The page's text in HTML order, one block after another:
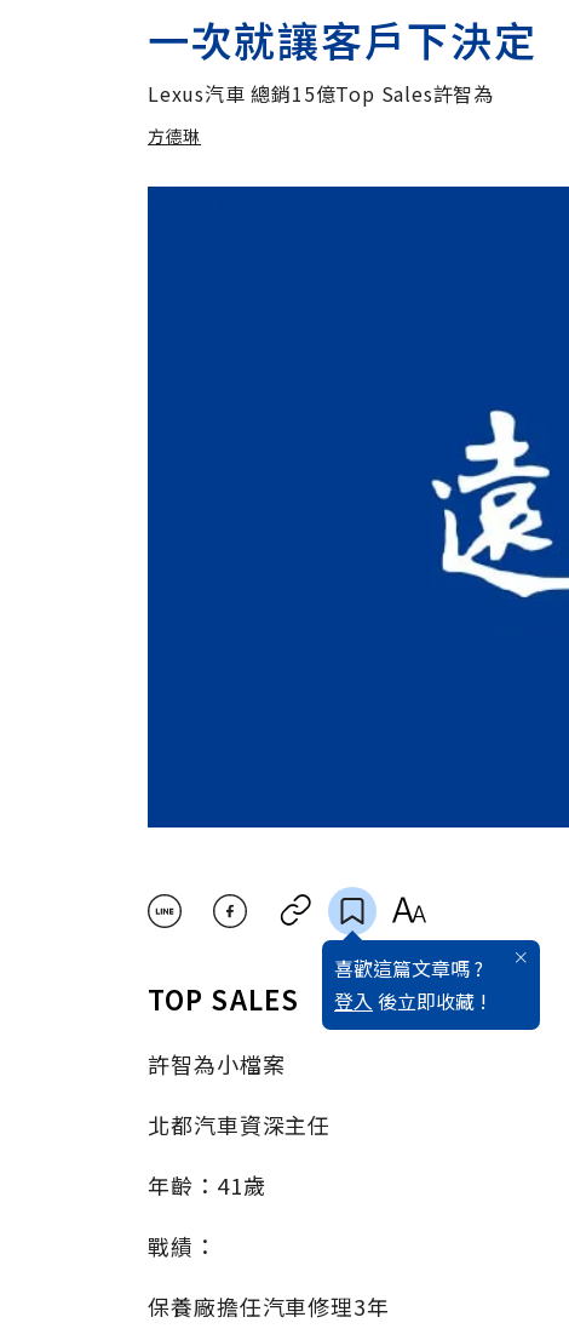
一次就讓客戶下決定
Lexus汽車 總銷15億Top Sales許智為
方德琳
喜歡這篇文章嗎 ?
登入 後立即收藏 !
TOP SALES
許智為小檔案
北都汽車資深主任
年齡：41歲
戰績：
保養廠擔任汽車修理3年